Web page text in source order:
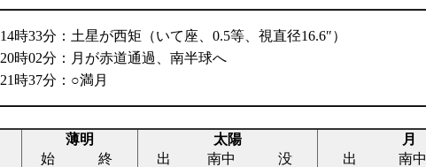
14時33分：土星が西矩（いて座、0.5等、視直径16.6″）
20時02分：月が赤道通過、南半球へ
21時37分：○満月
薄明 太陽
月
始
終 出 南中 没 出 南中